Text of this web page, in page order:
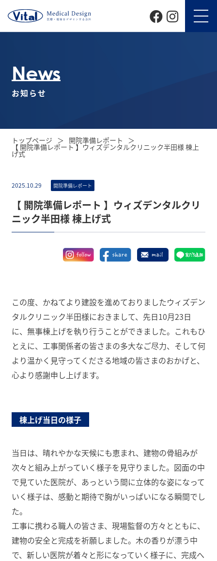
News
お知らせ
トップページ 開院準備レポート
【 開院準備レポート 】ウィズデンタルクリニック半田様 棟上
げ式
2025.10.29 開院準備レポート
【 開院準備レポート 】ウィズデンタルクリ
ニック半田様 棟上げ式
この度、かねてより建設を進めておりましたウィズデン
タルクリニック半田様におきまして、先日10月23日
に、無事棟上げを執り行うことができました。これもひ
とえに、工事関係者の皆さまの多大なご尽力、そして何
より温かく見守ってくださる地域の皆さまのおかげと、
心より感謝申し上げます。
棟上げ当日の様子
当日は、晴れやかな天候にも恵まれ、建物の骨組みが
次々と組み上がっていく様子を見守りました。図面の中
で見ていた医院が、あっという間に立体的な姿になって
いく様子は、感動と期待で胸がいっぱいになる瞬間でし
た。
工事に携わる職人の皆さま、現場監督の方々とともに、
建物の安全と完成を祈願しました。木の香りが漂う中
で、新しい医院が着々と形になっていく様子に、完成へ